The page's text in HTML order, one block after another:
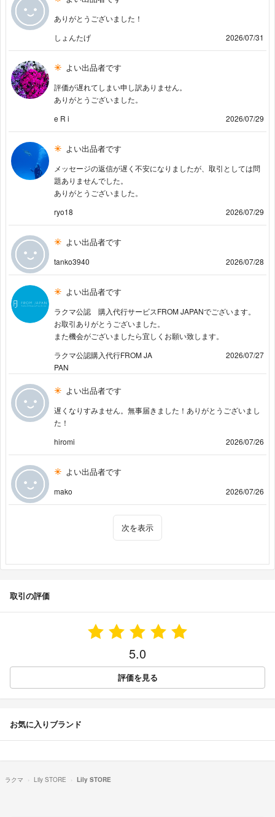
ありがとうございました！
しょんたげ
2026/07/31
よい出品者です
評価が遅れてしまい申し訳ありません。
ありがとうございました。
e R i
2026/07/29
よい出品者です
メッセージの返信が遅く不安になりましたが、取引としては問
題ありませんでした。
ありがとうございました。
ryo18
2026/07/29
よい出品者です
tanko3940 2026/07/28
よい出品者です
ラクマ公認 購入代行サービスFROM JAPANでございます。
お取引ありがとうございました。
また機会がございましたら宜しくお願い致します。
ラクマ公認購入代行FROM JA
PAN
2026/07/27
よい出品者です
遅くなりすみません。無事届きました！ありがとうございまし
た！
hiromi
2026/07/26
よい出品者です
mako 2026/07/26
次を表示
取引の評価
5.0
評価を見る
お気に入りブランド
ラクマ Lily STORE Lily STORE